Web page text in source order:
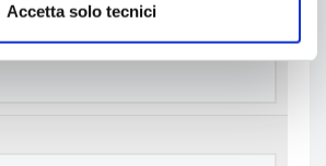
Accetta solo tecnici